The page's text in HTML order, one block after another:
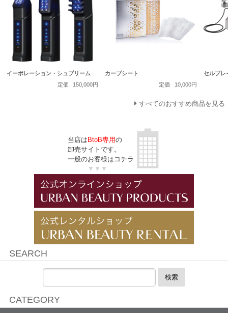
イーポレーション・シュプリーム
定価
150,000円
カーブシート
定価
10,000円
セルブレ
すべてのおすすめ商品を見る
当店は BtoB専用の
卸売サイトです。
一般のお客様はコチラ
▼▼▼
SEARCH
検索
CATEGORY